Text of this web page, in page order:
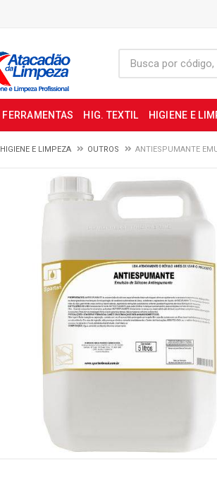
FERRAMENTAS HIG. TEXTIL HIGIENE E
HIGIENE E LIMPEZA OUTROS ANTIESPUMANTE